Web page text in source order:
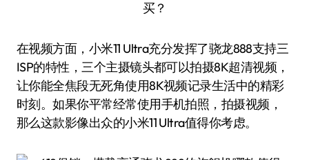
在视频方面，小米11 Ultra充分发挥了骁龙888支持三
ISP的特性，三个主摄镜头都可以拍摄8K超清视频，
让你能全焦段无死角使用8K视频记录生活中的精彩
时刻。如果你平常经常使用手机拍照，拍摄视频，
那么这款影像出众的小米11 Ultra值得你考虑。